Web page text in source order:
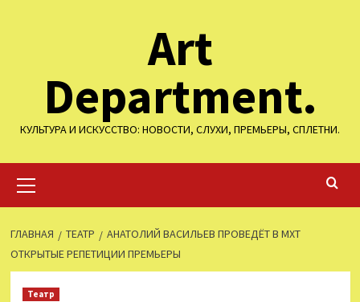
Art
Department.
КУЛЬТУРА И ИСКУССТВО: НОВОСТИ, СЛУХИ, ПРЕМЬЕРЫ, СПЛЕТНИ.
меню
ГЛАВНАЯ ТЕАТР
АНАТОЛИЙ ВАСИЛЬЕВ ПРОВЕДЁТ В МХТ
ОТКРЫТЫЕ РЕПЕТИЦИИ ПРЕМЬЕРЫ
Театр